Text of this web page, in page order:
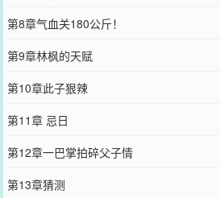
第8章气血关180公斤！
第9章林枫的天赋
第10章此子狠辣
第11章 忌日
第12章一巴掌拍碎父子情
第13章猜测